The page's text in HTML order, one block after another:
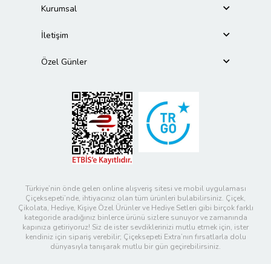
Kurumsal
İletişim
Özel Günler
Türkiye’nin önde gelen online alışveriş sitesi ve mobil uygulaması
Çiçeksepeti’nde, ihtiyacınız olan tüm ürünleri bulabilirsiniz. Çiçek,
Çikolata, Hediye, Kişiye Özel Ürünler ve Hediye Setleri gibi birçok farklı
kategoride aradığınız binlerce ürünü sizlere sunuyor ve zamanında
kapınıza getiriyoruz! Siz de ister sevdiklerinizi mutlu etmek için, ister
kendiniz için sipariş verebilir; Çiçeksepeti Extra’nın fırsatlarla dolu
dünyasıyla tanışarak mutlu bir gün geçirebilirsiniz.